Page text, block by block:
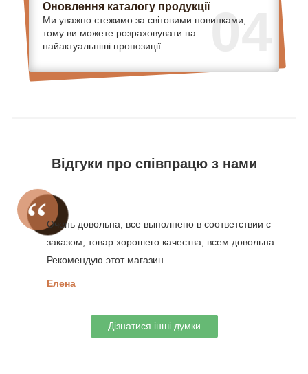
04
Оновлення каталогу продукції
Ми уважно стежимо за світовими новинками,
тому ви можете розраховувати на
найактуальніші пропозиції.
Відгуки про співпрацю з нами
Очень довольна, все выполнено в соответствии с
заказом, товар хорошего качества, всем довольна.
Рекомендую этот магазин.
Елена
Дізнатися інші думки